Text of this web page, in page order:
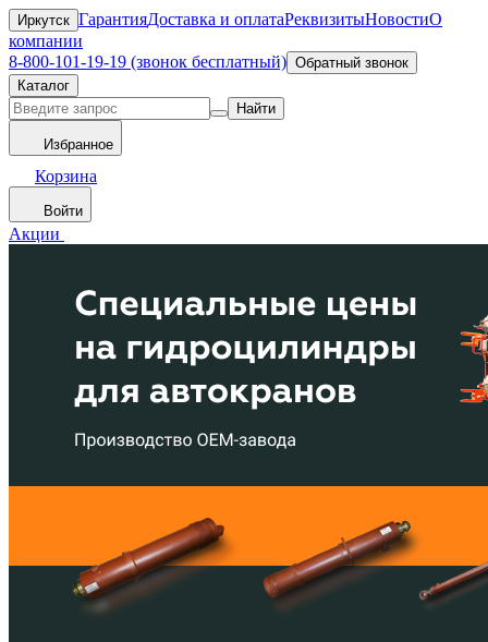
Иркутск ГарантияДоставка и оплатаРеквизитыНовостиО
компании
8-800-101-19-19 (звонок бесплатный) Обратный звонок
Каталог
Найти
Избранное
Корзина
Войти
Акции